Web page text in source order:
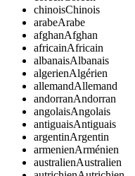
chinoisChinois
arabeArabe
afghanAfghan
africainAfricain
albanaisAlbanais
algerienAlgérien
allemandAllemand
andorranAndorran
angolaisAngolais
antiguaisAntiguais
argentinArgentin
armenienArménien
australienAustralien